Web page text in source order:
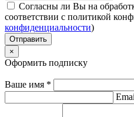
Согласны ли Вы на
соответствии с политикой
конфиденциальности)
Отправить
×
Оформить подписку
Ваше имя *